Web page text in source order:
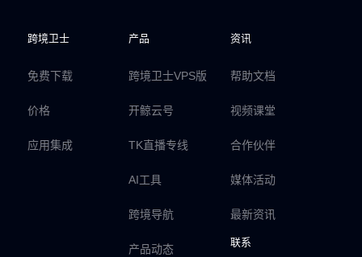
跨境卫士
免费下载
价格
应用集成
产品
跨境卫士VPS版
开鲸云号
TK直播专线
AI工具
跨境导航
产品动态
资讯
帮助文档
视频课堂
合作伙伴
媒体活动
最新资讯
联系